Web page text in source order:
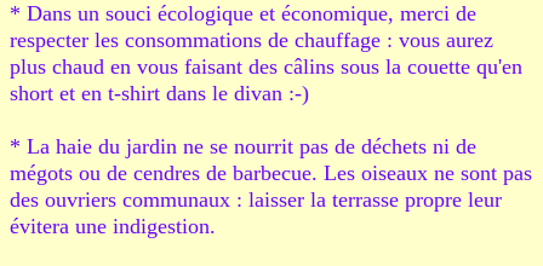
* Dans un souci écologique et économique, merci de
respecter les consommations de chauffage : vous aurez
plus chaud en vous faisant des câlins sous la couette qu'en
short et en t-shirt dans le divan :-)
* La haie du jardin ne se nourrit pas de déchets ni de
mégots ou de cendres de barbecue. Les oiseaux ne sont pas
des ouvriers communaux : laisser la terrasse propre leur
évitera une indigestion.